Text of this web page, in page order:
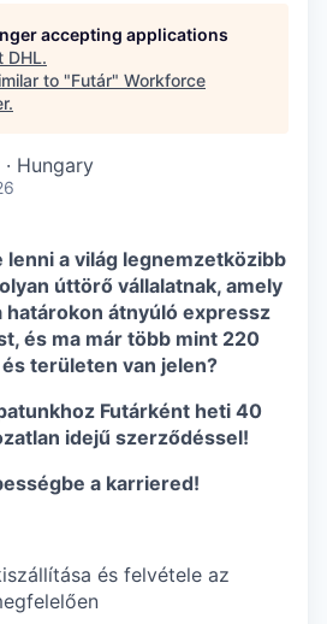
accepting applications
DHL.
to "Futár" Workforce
.
Hungary
a világ legnemzetközibb
úttörő vállalatnak, amely
határokon átnyúló expressz
és ma már több mint 220
területen van jelen?
Futárként heti 40
idejű szerződéssel!
a karriered!
és felvétele az